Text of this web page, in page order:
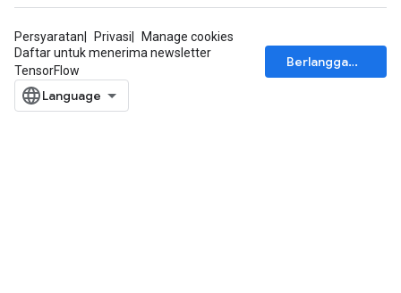
Persyaratan Privasi
Manage cookies
Daftar untuk menerima newsletter
TensorFlow
Berlangganan